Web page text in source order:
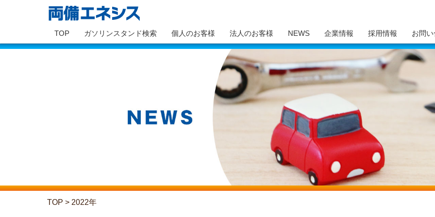
TOP ガソリンスタンド検索 個人のお客様 法人のお客様 NEWS 企業情報 採用情報 お問
TOP > 2022年